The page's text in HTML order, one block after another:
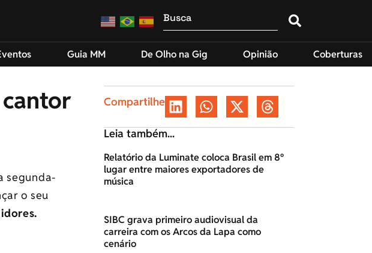
Guia MM De Olho na Gig Opinião Coberturas
segunda-
o seu
Compartilhe
Leia também...
Relatório da Luminate coloca Brasil em 8º
lugar entre maiores exportadores de
música
SIBC grava primeiro audiovisual da
carreira com os Arcos da Lapa como
cenário